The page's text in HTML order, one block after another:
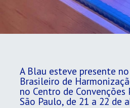
A Blau esteve presente no
Brasileiro de
no Centro de Convenções
São Paulo, de 21 a 22 de